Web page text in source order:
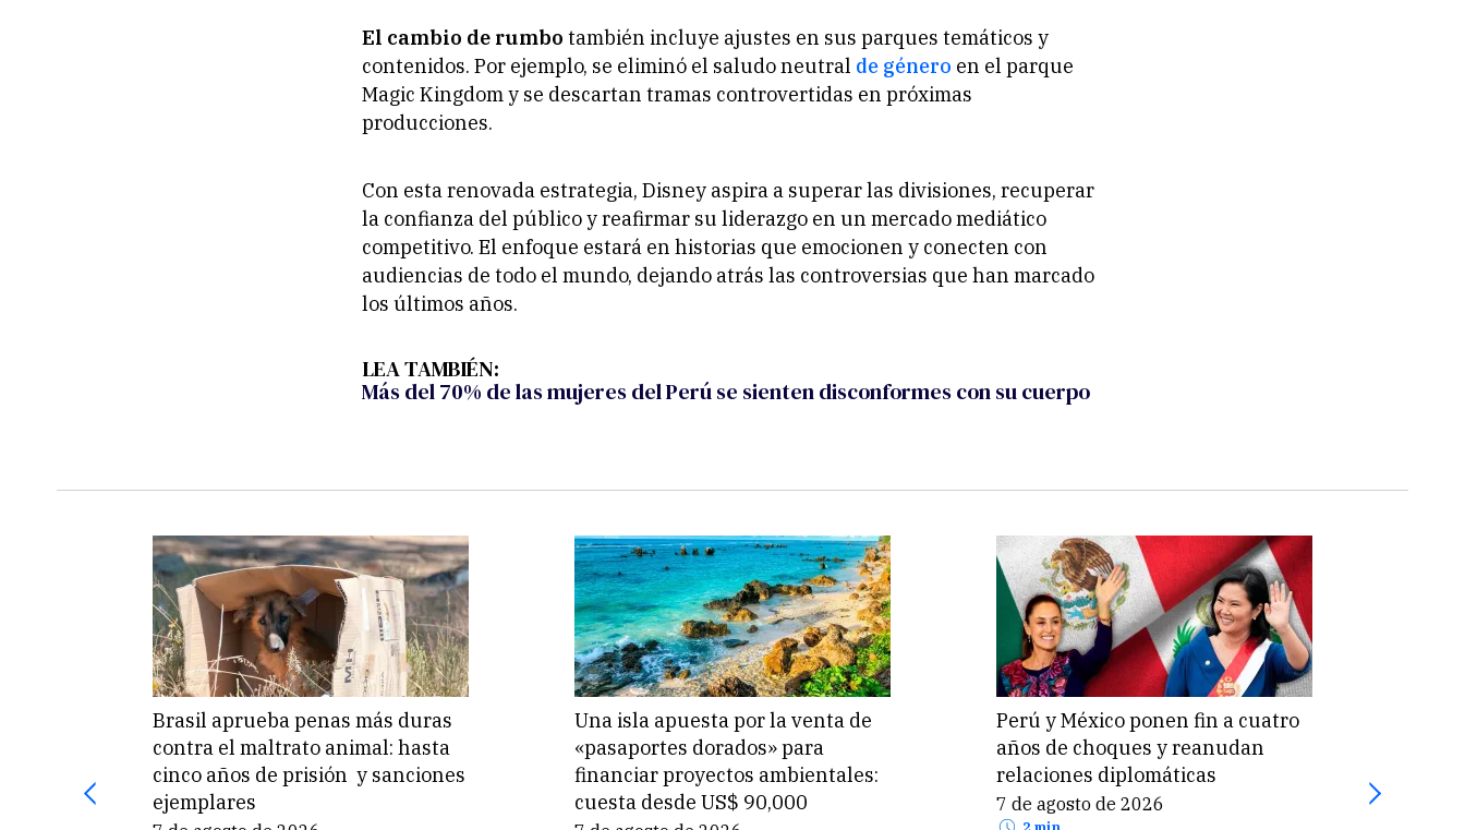
El cambio de rumbo también incluye ajustes en sus parques temáticos y
contenidos. Por ejemplo, se eliminó el saludo neutral de género en el parque
Magic Kingdomy se descartan tramas controvertidas en próximas
producciones.
Con esta renovada estrategia, Disney aspira a superar las divisiones, recuperar
la confianza del público y reafirmar su liderazgo en un mercado mediático
competitivo. El enfoque estará en historias que emocionen y conecten con
audiencias de todo el mundo, dejando atrás las controversias que han marcado
los últimos años.
LEA TAMBIÉN:
Más del 70% de las mujeres del Perú se sienten disconformes con su cuerpo
Brasil aprueba penas más duras
contra el maltrato animal: hasta
cinco años de prisión y sanciones
ejemplares
Una isla apuesta por la venta de
«pasaportes dorados» para
financiar proyectos ambientales:
cuesta desde US$ 90,000
Perú y México ponen fin a cuatro
años de choques y reanudan
relaciones diplomáticas
7 de agosto de 2026